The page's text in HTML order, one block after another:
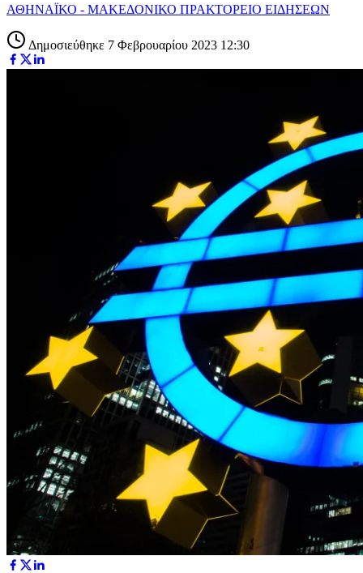
ΑΘΗΝΑΪΚΟ - ΜΑΚΕΔΟΝΙΚΟ ΠΡΑΚΤΟΡΕΙΟ ΕΙΔΗΣΕΩΝ
Δημοσιεύθηκε 7 Φεβρουαρίου 2023 12:30